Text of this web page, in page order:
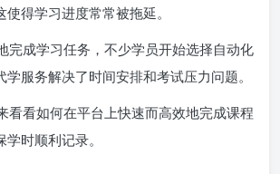
得学习进度常常被拖延。
完成学习任务，不少学员开始选择自动化
服务解决了时间安排和考试压力问题。
看看如何在平台上快速而高效地完成课程
时顺利记录。